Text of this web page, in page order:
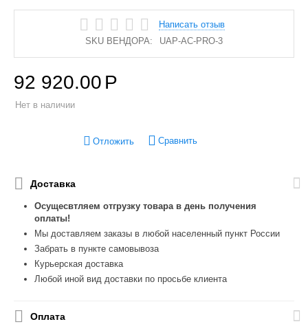
Написать отзыв
SKU ВЕНДОРА:
UAP-AC-PRO-3
92 920.00 Р
Нет в наличии
Отложить Сравнить
Доставка
Осущесвтляем отгрузку товара в день получения
оплаты!
Мы доставляем заказы в любой населенный пункт России
Забрать в пункте самовывоза
Курьерская доставка
Любой иной вид доставки по просьбе клиента
Оплата